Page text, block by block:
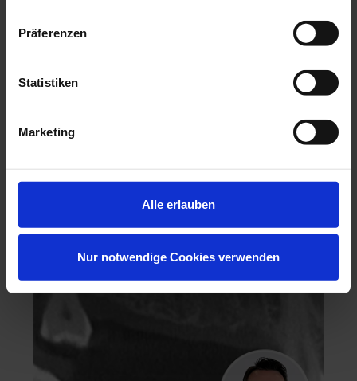
Präferenzen
Statistiken
Marketing
Alle erlauben
Nur notwendige Cookies verwenden
Hochästhetisches, nichtinvasives Veneering